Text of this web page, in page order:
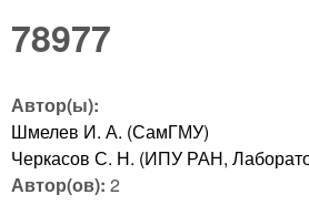
78977
Автор(ы):
Шмелев И. А. (СамГМУ)
Черкасов С. Н. (ИПУ РАН,
Автор(ов): 2